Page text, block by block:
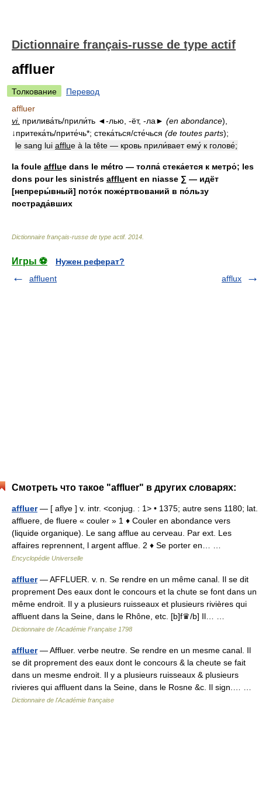
Dictionnaire français-russe de type actif
affluer
Толкование
Перевод
affluer
vi. прилива́ть/прили́ть ◄-лью, -ёт, -ла► (en abondance),
↓притека́ть/прите́чь*; стека́ться/сте́чься (de toutes parts);
le sang lui afflue à la tête — кровь прили́вает ему́ к голове́;
la foule afflue dans le métro — толпа́ стека́ется к метро́; les
dons pour les sinistrés affluent en niasse ∑ — идёт
[непреры́вный] пото́к поже́ртвований в по́льзу
пострада́вших
Dictionnaire français-russe de type actif. 2014
Игры ⚽
Нужен реферат?
affluent
afflux
Смотреть что такое "affluer" в других словарях:
affluer— [ aflye ] v. intr. <conjug. : 1> • 1375; autre sens 1180; lat.
affluere, de fluere « couler » 1 ♦ Couler en abondance vers
(liquide organique). Le sang afflue au cerveau. Par ext. Les
affaires reprennent, l argent afflue. 2 ♦ Se porter en… …
Encyclopédie Universelle
affluer— AFFLUER. v. n. Se rendre en un même canal. Il se dit
proprement Des eaux dont le concours et la chute se font dans un
même endroit. Il y a plusieurs ruisseaux et plusieurs rivières qui
affluent dans la Seine, dans le Rhône, etc. [b]f♛/b] Il… …
Dictionnaire de l'Académie Française 1798
affluer— Affluer. verbe neutre. Se rendre en un mesme canal. Il
se dit proprement des eaux dont le concours & la cheute se fait
dans un mesme endroit. Il y a plusieurs ruisseaux & plusieurs
rivieres qui affluent dans la Seine, dans le Rosne &c. Il sign.… …
Dictionnaire de l'Académie française